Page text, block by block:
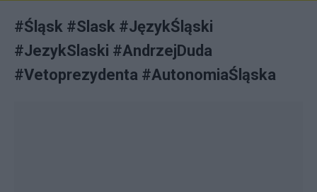
#Śląsk #Slask #JęzykŚląski
#JezykSlaski #AndrzejDuda
#Vetoprezydenta #AutonomiaŚląska